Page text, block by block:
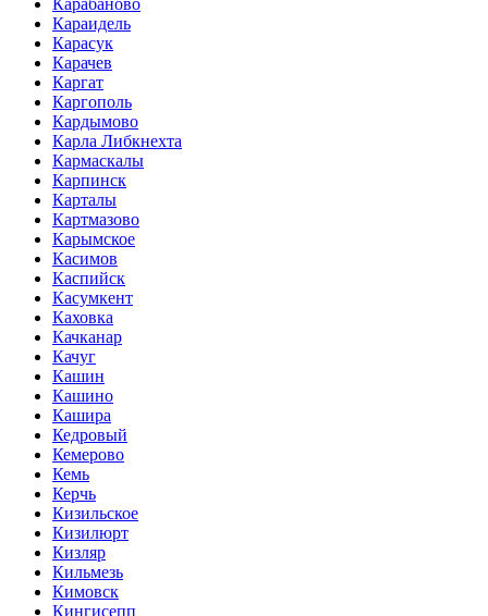
Карабаново
Караидель
Карасук
Карачев
Каргат
Каргополь
Кардымово
Карла Либкнехта
Кармаскалы
Карпинск
Карталы
Картмазово
Карымское
Касимов
Каспийск
Касумкент
Каховка
Качканар
Качуг
Кашин
Кашино
Кашира
Кедровый
Кемерово
Кемь
Керчь
Кизильское
Кизилюрт
Кизляр
Кильмезь
Кимовск
Кингисепп